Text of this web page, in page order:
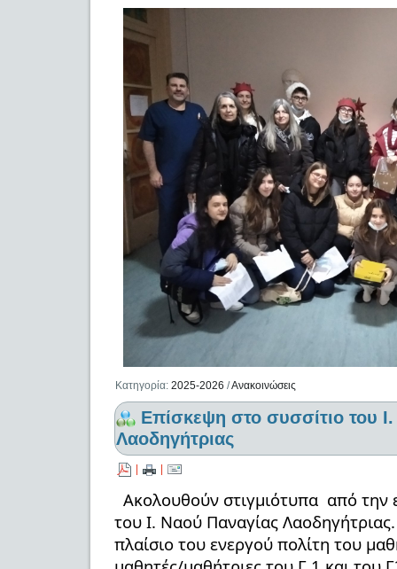
Κατηγορία:2025-2026 /Ανακοινώσεις
Επίσκεψη στο συσσίτιο του
Λαοδηγήτριας
Ακολουθούν στιγμιότυπα από την
του Ι. Ναού Παναγίας
πλαίσιο του ενεργού πολίτη του